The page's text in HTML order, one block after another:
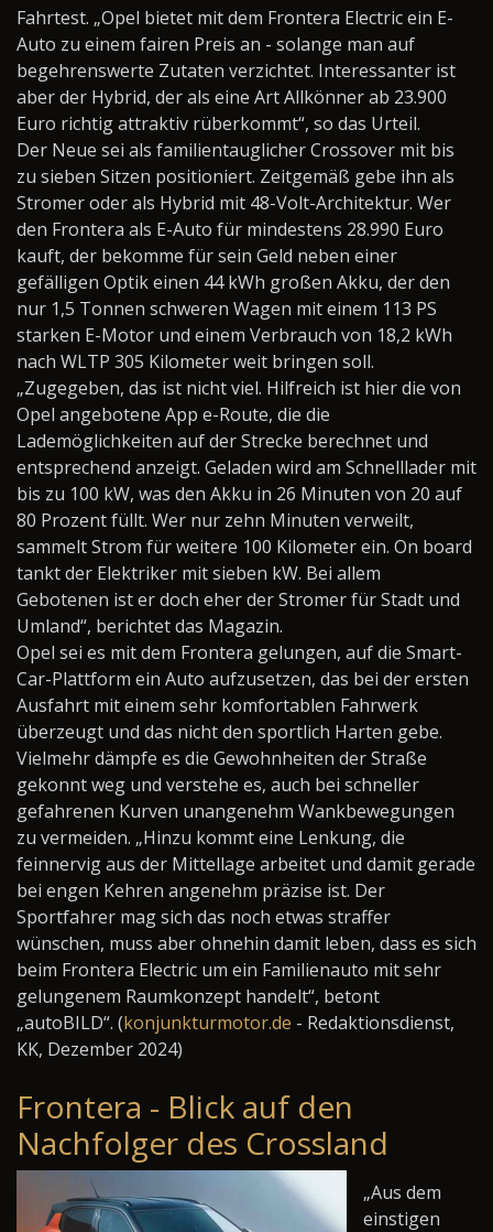
Fahrtest. „Opel bietet mit dem Frontera Electric ein E-
Auto zu einem fairen Preis an - solange man auf
begehrenswerte Zutaten verzichtet. Interessanter ist
aber der Hybrid, der als eine Art Allkönner ab 23.900
Euro richtig attraktiv rüberkommt“, so das Urteil.
Der Neue sei als familientauglicher Crossover mit bis
zu sieben Sitzen positioniert. Zeitgemäß gebe ihn als
Stromer oder als Hybrid mit 48-Volt-Architektur. Wer
den Frontera als E-Auto für mindestens 28.990 Euro
kauft, der bekomme für sein Geld neben einer
gefälligen Optik einen 44 kWh großen Akku, der den
nur 1,5 Tonnen schweren Wagen mit einem 113 PS
starken E-Motor und einem Verbrauch von 18,2 kWh
nach WLTP 305 Kilometer weit bringen soll.
„Zugegeben, das ist nicht viel. Hilfreich ist hier die von
Opel angebotene App e-Route, die die
Lademöglichkeiten auf der Strecke berechnet und
entsprechend anzeigt. Geladen wird am Schnelllader mit
bis zu 100 kW, was den Akku in 26 Minuten von 20 auf
80 Prozent füllt. Wer nur zehn Minuten verweilt,
sammelt Strom für weitere 100 Kilometer ein. On board
tankt der Elektriker mit sieben kW. Bei allem
Gebotenen ist er doch eher der Stromer für Stadt und
Umland“, berichtet das Magazin.
Opel sei es mit dem Frontera gelungen, auf die Smart-
Car-Plattform ein Auto aufzusetzen, das bei der ersten
Ausfahrt mit einem sehr komfortablen Fahrwerk
überzeugt und das nicht den sportlich Harten gebe.
Vielmehr dämpfe es die Gewohnheiten der Straße
gekonnt weg und verstehe es, auch bei schneller
gefahrenen Kurven unangenehm Wankbewegungen
zu vermeiden. „Hinzu kommt eine Lenkung, die
feinnervig aus der Mittellage arbeitet und damit gerade
bei engen Kehren angenehm präzise ist. Der
Sportfahrer mag sich das noch etwas straffer
wünschen, muss aber ohnehin damit leben, dass es sich
beim Frontera Electric um ein Familienauto mit sehr
gelungenem Raumkonzept handelt“, betont
„autoBILD“. (konjunkturmotor.de - Redaktionsdienst,
KK, Dezember 2024)
Frontera - Blick auf den
Nachfolger des Crossland
„Aus dem
einstigen